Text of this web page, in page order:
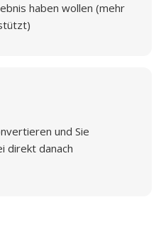
haben wollen (mehr
und Sie
direkt danach